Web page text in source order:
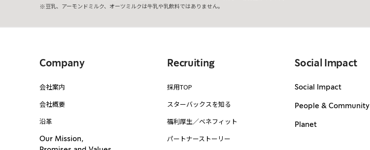
豆乳、アーモンドミルク、オーツミルクは牛乳や乳飲料ではありません。
Company
会社案内
会社概要
沿革
Our Mission,
Recruiting
採用TOP
スターバックスを知る
福利厚生／ベネフィット
パートナーストーリー
Social Impact
Social Impact
People & Community
Planet